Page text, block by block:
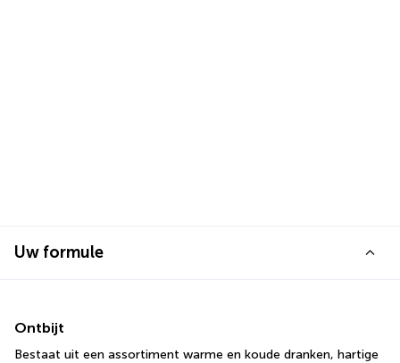
Uw formule
Ontbijt
Bestaat uit een assortiment warme en koude dranken, hartige